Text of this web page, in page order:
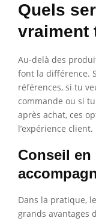
Quels
vraiment
Au-delà des
font la différence.
références, si tu
commande ou si
après achat, ces
l’expérience client.
Conseil en
Dans la pratique,
grands avantages